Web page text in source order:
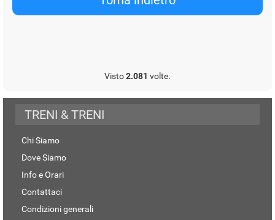
Visto2.081 volte.
TRENI & TRENI
Chi Siamo
Dove Siamo
Info e Orari
Contattaci
Condizioni generali